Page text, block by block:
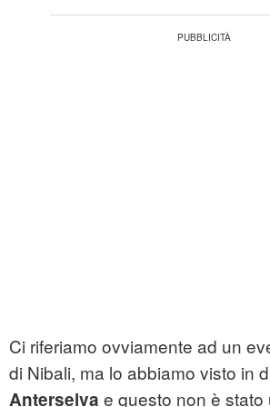
Ci riferiamo ovviamente ad un
di Nibali, ma lo abbiamo visto in
Anterselva e questo non è stato